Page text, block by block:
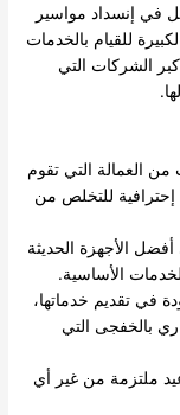
في إنسداد مواسير
للقيام بالخدمات
الشركات التي
العمالة التي تقوم
للتخلص من
الأجهزة الحديثة
الأساسية.
في تقديم خدماتها،
بالخفجى التي
ملتزمة من غير أي